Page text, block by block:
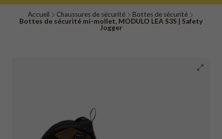
Accueil Chaussures de sécurité
Bottes de sécurité
Bottes de sécurité mi-mollet, MODULO LEA S3S | Safety
Jogger